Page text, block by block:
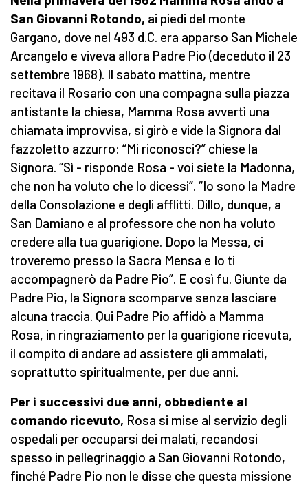
San Giovanni Rotondo, ai piedi del monte
Gargano, dove nel 493 d.C. era apparso San Michele
Arcangelo e viveva allora Padre Pio (deceduto il 23
settembre 1968). Il sabato mattina, mentre
recitava il Rosario con una compagna sulla piazza
antistante la chiesa, Mamma Rosa avvertì una
chiamata improvvisa, si girò e vide la Signora dal
fazzoletto azzurro: “Mi riconosci?” chiese la
Signora. “Sì - risponde Rosa - voi siete la Madonna,
che non ha voluto che lo dicessi”. “Io sono la Madre
della Consolazione e degli afflitti. Dillo, dunque, a
San Damiano e al professore che non ha voluto
credere alla tua guarigione. Dopo la Messa, ci
troveremo presso la Sacra Mensa e Io ti
accompagnerò da Padre Pio”. E così fu. Giunte da
Padre Pio, la Signora scomparve senza lasciare
alcuna traccia. Qui Padre Pio affidò a Mamma
Rosa, in ringraziamento per la guarigione ricevuta,
il compito di andare ad assistere gli ammalati,
soprattutto spiritualmente, per due anni.
Per i successivi due anni, obbediente al
comando ricevuto, Rosa si mise al servizio degli
ospedali per occuparsi dei malati, recandosi
spesso in pellegrinaggio a San Giovanni Rotondo,
finché Padre Pio non le disse che questa missione